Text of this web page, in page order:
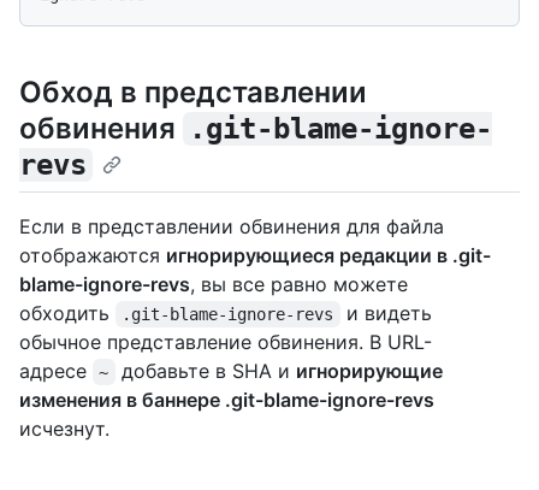
Обход в представлении
обвинения
.git-blame-ignore-
revs
Если в представлении обвинения для файла
отображаются игнорирующиеся редакции в .git-
blame-ignore-revs, вы все равно можете
обходить
.git-blame-ignore-revs
и видеть
обычное представление обвинения. В URL-
адресе
~ добавьте в SHA и игнорирующие
изменения в баннере .git-blame-ignore-revs
исчезнут.